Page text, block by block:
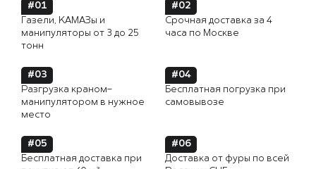
#01
Газели, КАМАЗы и
манипуляторы от 3 до 25
тонн
#02
Срочная доставка за 4
часа по Москве
#03
Разгрузка краном-
манипулятором в нужное
место
#04
Бесплатная погрузка при
самовывозе
#05
Бесплатная доставка при
#06
Доставка от фуры по всей